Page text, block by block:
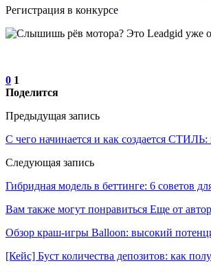
Регистрация в конкурсе
0 1
Поделится
Предыдущая запись
С чего начинается и как создается
Следующая запись
Гибридная модель в беттинге: 6 советов
Вам также могут понравиться Еще от
Обзор краш-игры Balloon: высокий
[Кейс] Буст количества депозитов: как